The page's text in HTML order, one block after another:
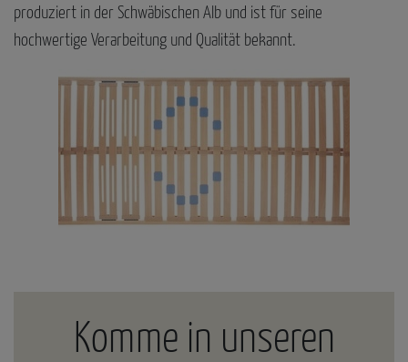
produziert in der Schwäbischen Alb und ist für seine
hochwertige Verarbeitung und Qualität bekannt.
Komme in unseren